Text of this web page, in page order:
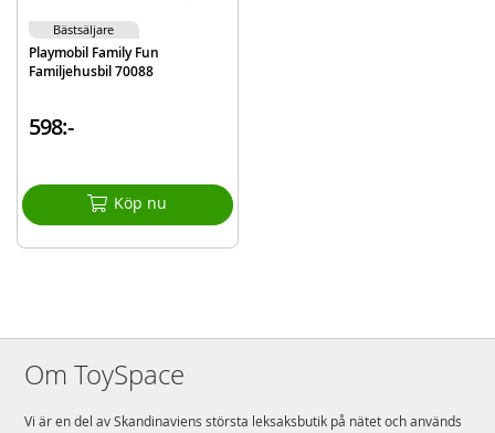
Playmobil Family Fun
Familjehusbil 70088
598:-
Köp nu
Bästsäljare
Om ToySpace
Vi är en del av Skandinaviens största leksaksbutik på nätet och används